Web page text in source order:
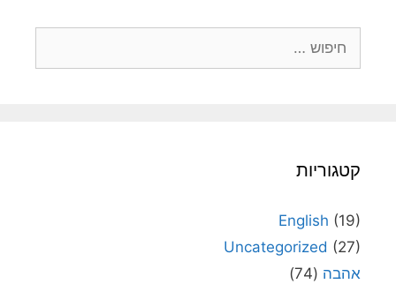
קטגוריות
English (19)
Uncategorized (27)
אהבה (74)